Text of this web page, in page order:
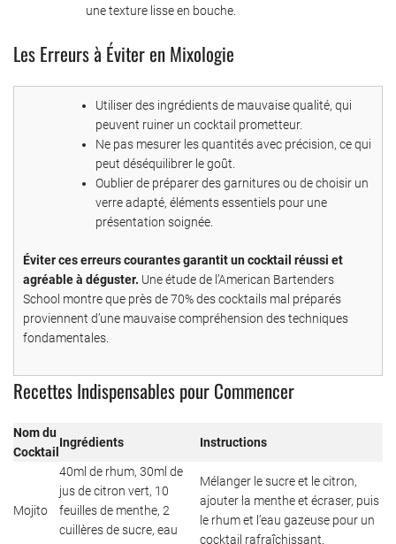
une texture lisse en bouche.
Les Erreurs à Éviter en Mixologie
Utiliser des ingrédients de mauvaise qualité, qui
peuvent ruiner un cocktail prometteur.
Ne pas mesurer les quantités avec précision, ce qui
peut déséquilibrer le goût.
Oublier de préparer des garnitures ou de choisir un
verre adapté, éléments essentiels pour une
présentation soignée.
Éviter ces erreurs courantes garantit un cocktail réussi et
agréable à déguster. Une étude de l’American Bartenders
School montre que près de 70% des cocktails mal préparés
proviennent d’une mauvaise compréhension des techniques
fondamentales.
Recettes Indispensables pour Commencer
Nom du
Cocktail
Ingrédients Instructions
Mojito
40ml de rhum, 30ml de
jus de citron vert, 10
feuilles de menthe, 2
cuillères de sucre, eau
Mélanger le sucre et le citron,
ajouter la menthe et écraser, puis
le rhum et l’eau gazeuse pour un
cocktail rafraîchissant.